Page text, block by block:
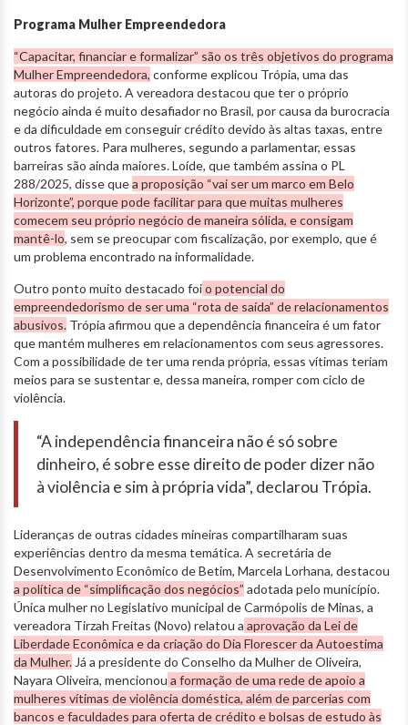
Programa Mulher Empreendedora
“Capacitar, financiar e formalizar” são os três objetivos do programa
Mulher Empreendedora, conforme explicou Trópia, uma das
autoras do projeto. A vereadora destacou que ter o próprio
negócio ainda é muito desafiador no Brasil, por causa da burocracia
e da dificuldade em conseguir crédito devido às altas taxas, entre
outros fatores. Para mulheres, segundo a parlamentar, essas
barreiras são ainda maiores. Loíde, que também assina o PL
288/2025, disse quea proposição “vai ser um marco em Belo
Horizonte”, porque pode facilitar para que muitas mulheres
comecem seu próprio negócio de maneira sólida, e consigam
mantê-lo, sem se preocupar com fiscalização, por exemplo, que é
um problema encontrado na informalidade.
Outro ponto muito destacado foio potencial do
empreendedorismo de ser uma “rota de saída” de relacionamentos
abusivos. Trópia afirmou que a dependência financeira é um fator
que mantém mulheres em relacionamentos com seus agressores.
Com a possibilidade de ter uma renda própria, essas vítimas teriam
meios para se sustentar e, dessa maneira, romper com ciclo de
violência.
“A independência financeira não é só sobre
dinheiro, é sobre esse direito de poder dizer não
à violência e sim à própria vida”, declarou Trópia.
Lideranças de outras cidades mineiras compartilharam suas
experiências dentro da mesma temática. A secretária de
Desenvolvimento Econômico de Betim, Marcela Lorhana, destacou
a política de “simplificação dos negócios” adotada pelo município.
Única mulher no Legislativo municipal de Carmópolis de Minas, a
vereadora Tirzah Freitas (Novo) relatou a aprovação da Lei de
Liberdade Econômica e da criação do Dia Florescer da Autoestima
da Mulher. Já a presidente do Conselho da Mulher de Oliveira,
Nayara Oliveira, mencionou a formação de uma rede de apoio a
mulheres vítimas de violência doméstica, além de parcerias com
bancos e faculdades para oferta de crédito e bolsas de estudo às